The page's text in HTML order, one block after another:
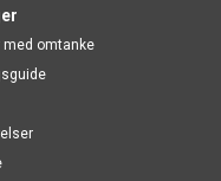
med omtanke